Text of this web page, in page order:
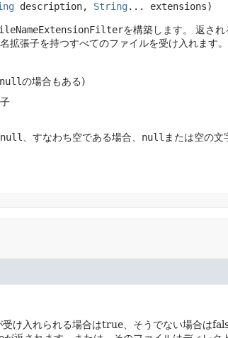
description, String... extensions)
を構築します。 返され
拡張子を持つすべてのファイルを受け入れます。
の場合もある)
null 、すなわち空である場合、 null または空の文
け入れられる場合はtrue、そうでない場合は